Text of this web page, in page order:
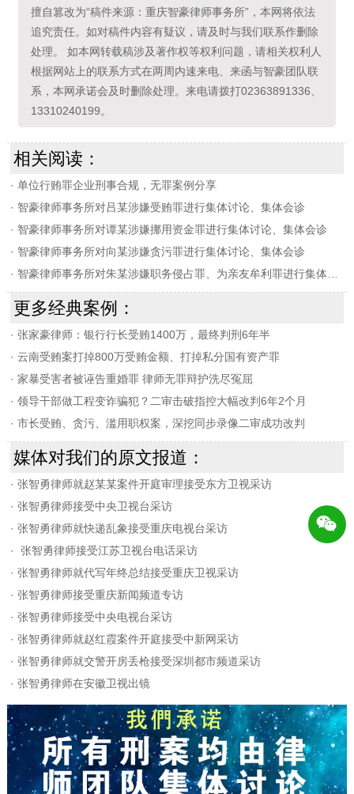
擅自篡改为“稿件来源：重庆智豪律师事务所”，本网将依法
追究责任。如对稿件内容有疑议，请及时与我们联系作删除
处理。 如本网转载稿涉及著作权等权利问题，请相关权利人
根据网站上的联系方式在两周内速来电、来函与智豪团队联
系，本网承诺会及时删除处理。来电请拨打02363891336、
13310240199。
相关阅读：
· 单位行贿罪企业刑事合规，无罪案例分享
· 智豪律师事务所对吕某涉嫌受贿罪进行集体讨论、集体会诊
· 智豪律师事务所对谭某涉嫌挪用资金罪进行集体讨论、集体会诊
· 智豪律师事务所对向某涉嫌贪污罪进行集体讨论、集体会诊
· 智豪律师事务所对朱某涉嫌职务侵占罪、为亲友牟利罪进行集体讨论、集体会诊
更多经典案例：
· 张家豪律师：银行行长受贿1400万，最终判刑6年半
· 云南受贿案打掉800万受贿金额、打掉私分国有资产罪
· 家暴受害者被诬告重婚罪 律师无罪辩护洗尽冤屈
· 领导干部做工程变诈骗犯？二审击破指控大幅改判6年2个月
· 市长受贿、贪污、滥用职权案，深挖同步录像二审成功改判
媒体对我们的原文报道：
· 张智勇律师就赵某某案件开庭审理接受东方卫视采访
· 张智勇律师接受中央卫视台采访
· 张智勇律师就快递乱象接受重庆电视台采访
·
张智勇律师接受江苏卫视台电话采访
· 张智勇律师就代写年终总结接受重庆卫视采访
· 张智勇律师接受重庆新闻频道专访
· 张智勇律师接受中央电视台采访
· 张智勇律师就赵红霞案件开庭接受中新网采访
· 张智勇律师就交警开房丢枪接受深圳都市频道采访
· 张智勇律师在安徽卫视出镜